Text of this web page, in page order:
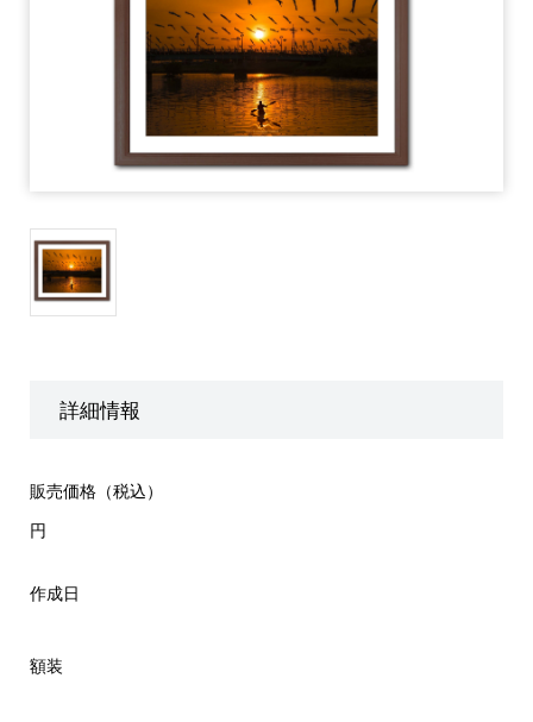
詳細情報
販売価格（税込）
円
作成日
額装